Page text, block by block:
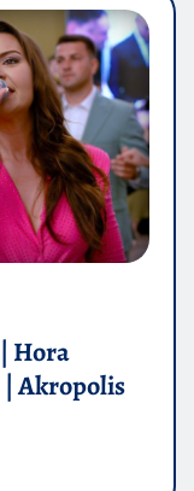
Hora
Akropolis